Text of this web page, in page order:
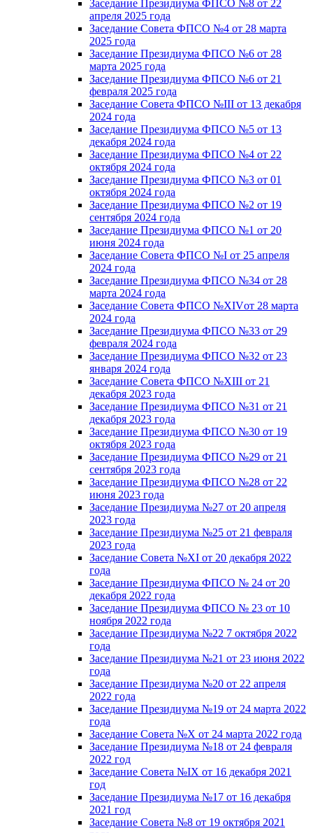
Заседание Президиума ФПСО №8 от 22
апреля 2025 года
Заседание Совета ФПСО №4 от 28 марта
2025 года
Заседание Президиума ФПСО №6 от 28
марта 2025 года
Заседание Президиума ФПСО №6 от 21
февраля 2025 года
Заседание Совета ФПСО №III от 13 декабря
2024 года
Заседание Президиума ФПСО №5 от 13
декабря 2024 года
Заседание Президиума ФПСО №4 от 22
октября 2024 года
Заседание Президиума ФПСО №3 от 01
октября 2024 года
Заседание Президиума ФПСО №2 от 19
сентября 2024 года
Заседание Президиума ФПСО №1 от 20
июня 2024 года
Заседание Совета ФПСО №I от 25 апреля
2024 года
Заседание Президиума ФПСО №34 от 28
марта 2024 года
Заседание Совета ФПСО №XIVот 28 марта
2024 года
Заседание Президиума ФПСО №33 от 29
февраля 2024 года
Заседание Президиума ФПСО №32 от 23
января 2024 года
Заседание Совета ФПСО №XIII от 21
декабря 2023 года
Заседание Президиума ФПСО №31 от 21
декабря 2023 года
Заседание Президиума ФПСО №30 от 19
октября 2023 года
Заседание Президиума ФПСО №29 от 21
сентября 2023 года
Заседание Президиума ФПСО №28 от 22
июня 2023 года
Заседание Президиума №27 от 20 апреля
2023 года
Заседание Президиума №25 от 21 февраля
2023 года
Заседание Совета №XI от 20 декабря 2022
года
Заседание Президиума ФПСО № 24 от 20
декабря 2022 года
Заседание Президиума ФПСО № 23 от 10
ноября 2022 года
Заседание Президиума №22 7 октября 2022
года
Заседание Президиума №21 от 23 июня 2022
года
Заседание Президиума №20 от 22 апреля
2022 года
Заседание Президиума №19 от 24 марта 2022
года
Заседание Совета №X от 24 марта 2022 года
Заседание Президиума №18 от 24 февраля
2022 год
Заседание Совета №IX от 16 декабря 2021
год
Заседание Президиума №17 от 16 декабря
2021 год
Заседание Совета №8 от 19 октября 2021